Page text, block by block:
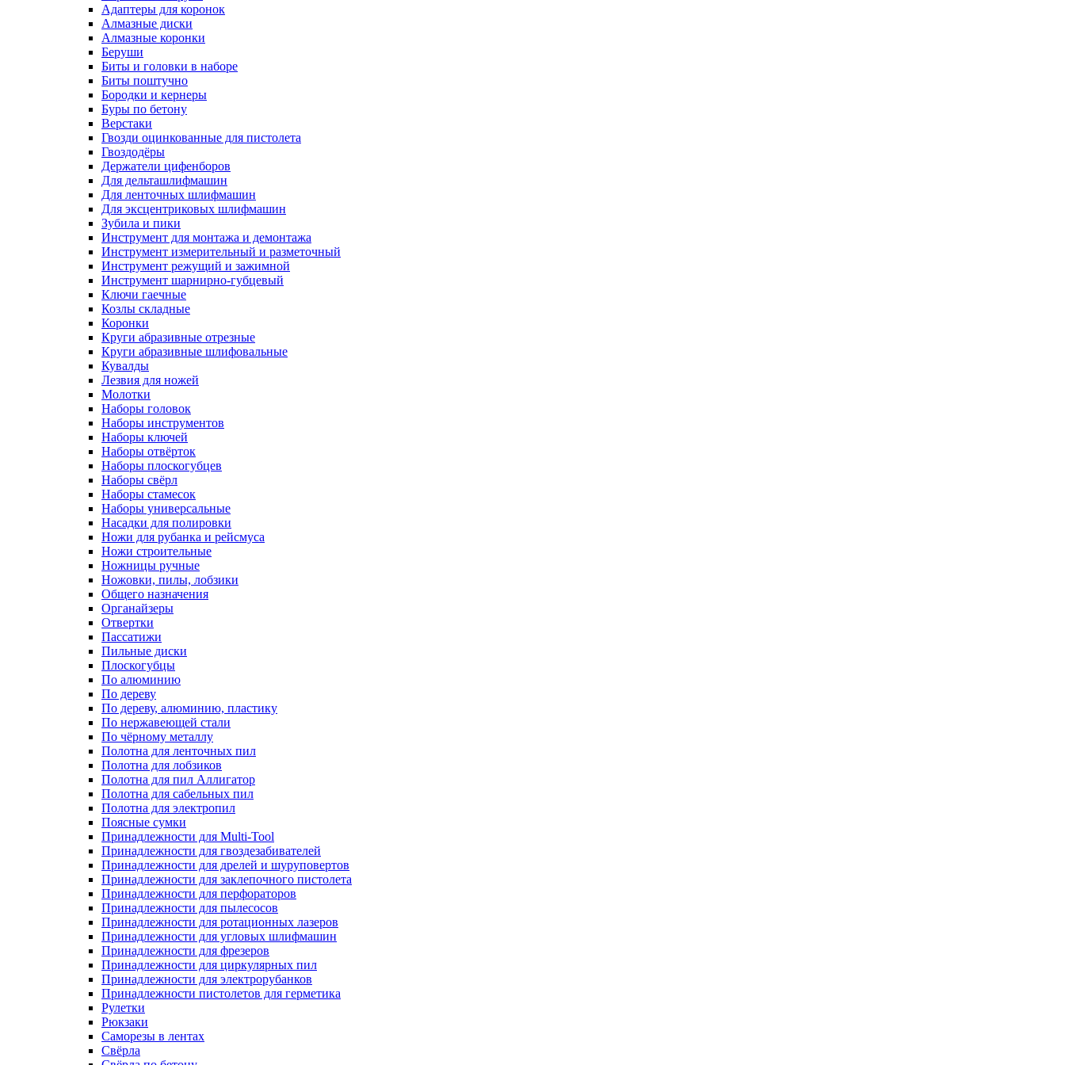
Адаптеры для коронок
Алмазные диски
Алмазные коронки
Беруши
Биты и головки в наборе
Биты поштучно
Бородки и кернеры
Буры по бетону
Верстаки
Гвозди оцинкованные для пистолета
Гвоздодёры
Держатели цифенборов
Для дельташлифмашин
Для ленточных шлифмашин
Для эксцентриковых шлифмашин
Зубила и пики
Инструмент для монтажа и демонтажа
Инструмент измерительный и разметочный
Инструмент режущий и зажимной
Инструмент шарнирно-губцевый
Ключи гаечные
Козлы складные
Коронки
Круги абразивные отрезные
Круги абразивные шлифовальные
Кувалды
Лезвия для ножей
Молотки
Наборы головок
Наборы инструментов
Наборы ключей
Наборы отвёрток
Наборы плоскогубцев
Наборы свёрл
Наборы стамесок
Наборы универсальные
Насадки для полировки
Ножи для рубанка и рейсмуса
Ножи строительные
Ножницы ручные
Ножовки, пилы, лобзики
Общего назначения
Органайзеры
Отвертки
Пассатижи
Пильные диски
Плоскогубцы
По алюминию
По дереву
По дереву, алюминию, пластику
По нержавеющей стали
По чёрному металлу
Полотна для ленточных пил
Полотна для лобзиков
Полотна для пил Аллигатор
Полотна для сабельных пил
Полотна для электропил
Поясные сумки
Принадлежности для Multi-Tool
Принадлежности для гвоздезабивателей
Принадлежности для дрелей и шуруповертов
Принадлежности для заклепочного пистолета
Принадлежности для перфораторов
Принадлежности для пылесосов
Принадлежности для ротационных лазеров
Принадлежности для угловых шлифмашин
Принадлежности для фрезеров
Принадлежности для циркулярных пил
Принадлежности для электрорубанков
Принадлежности пистолетов для герметика
Рулетки
Рюкзаки
Саморезы в лентах
Свёрла